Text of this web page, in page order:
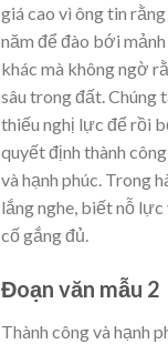
giá cao vì ông tin
năm để đào bới
khác mà không ngờ
sâu trong đất. Chúng
thiếu nghị lực để rồi
quyết định thành
và hạnh phúc. Trong
lắng nghe, biết nỗ
cố gắng đủ.
Đoạn văn mẫu 2
Thành công và hạnh